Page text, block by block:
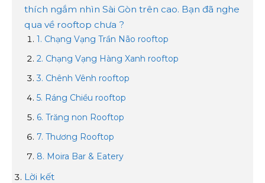
thích ngắm nhìn Sài Gòn trên cao. Bạn đã nghe
qua về rooftop chưa ?
1. Chạng Vạng Trần Não rooftop
2. Chạng Vạng Hàng Xanh rooftop
3. Chênh Vênh rooftop
5. Ráng Chiều rooftop
6. Trăng non Rooftop
7. Thương Rooftop
8. Moira Bar & Eatery
Lời kết